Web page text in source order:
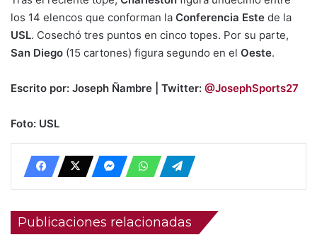
los 14 elencos que conforman la Conferencia Este de la
USL. Cosechó tres puntos en cinco topes. Por su parte,
San Diego (15 cartones) figura segundo en el Oeste.
Escrito por: Joseph Ñambre | Twitter: @JosephSports27
Foto: USL
Publicaciones relacionadas